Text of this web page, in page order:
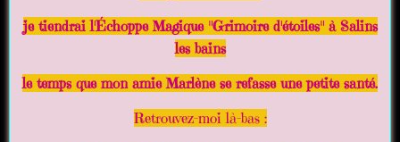
je tiendrai l'Échoppe Magique "Grimoire d'étoiles" à Salins
les bains
le temps que mon amie Marlène se refasse une petite santé.
Retrouvez-moi là-bas :